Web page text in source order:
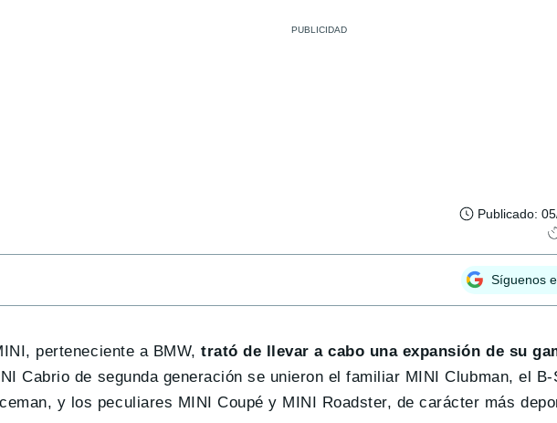
Publicado:
Síguenos
perteneciente a BMW,trató de llevar a cabo una expansión de su
Cabrio de segunda generación se unieron el familiar MINI Clubman, el B-
y los peculiares MINI Coupé y MINI Roadster, de carácter más